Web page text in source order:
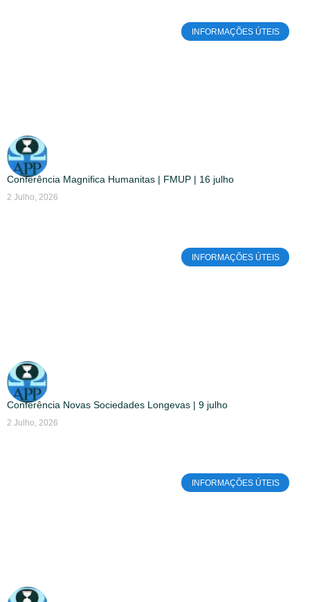
INFORMAÇÕES ÚTEIS
Conferência Magnifica Humanitas | FMUP | 16 julho
2 Julho, 2026
INFORMAÇÕES ÚTEIS
Conferência Novas Sociedades Longevas | 9 julho
2 Julho, 2026
INFORMAÇÕES ÚTEIS